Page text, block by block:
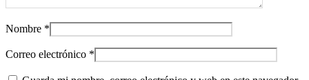
Nombre *
Correo electrónico *